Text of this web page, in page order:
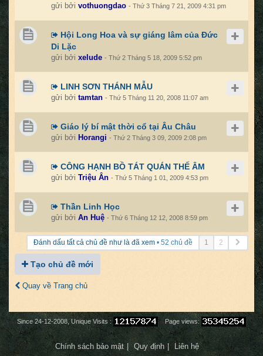
gửi bởi vothuongdao - Thứ 3 Tháng 7 21, 2009 4:31 pm
Hội Long Hoa và sự giáng lâm của Đức
Di Lặc
gửi bởi xelude - Thứ 2 Tháng 5 18, 2009 5:52 pm
LINH SƠN THÁNH MẪU
gửi bởi tamtan - Thứ 5 Tháng 11 20, 2008 11:07 am
Giáo lý bí mật thời cổ tại Âu Châu
gửi bởi Horangi - Thứ 2 Tháng 3 09, 2009 2:08 pm
CÔNG HẠNH BỒ TÁT QUÁN THẾ ÂM
gửi bởi Triệu Ân - Thứ 5 Tháng 1 01, 2009 4:53 pm
Thần Linh Học
gửi bởi An Huệ - Thứ 6 Tháng 12 12, 2008 8:59 pm
Đánh dấu tất cả chủ đề như là đã xem• 52 chủ đề 1 2
Trang
kế
Tạo chủ đề mới
Quay về Trang chủ
Since 24-12-2008, Unique Visits : Page views:
Chính sách bảo mật Quy định Liên hệ